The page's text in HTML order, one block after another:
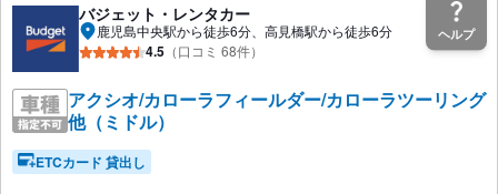
バジェット・レンタカー
鹿児島中央駅から徒歩6分、高見橋駅から徒歩6分
4.5 （口コミ 68件）
アクシオ/カローラフィールダー/カローラツーリング
他（ミドル）
ETCカード 貸出し
ヘルプ